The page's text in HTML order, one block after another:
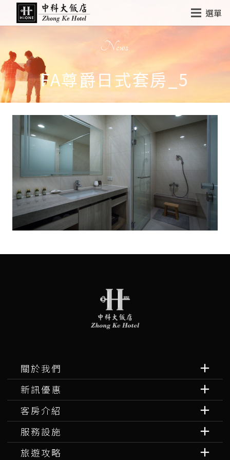
選單
News
FA尊爵日式套房_5
關於我們
新訊優惠
客房介紹
服務設施
旅遊攻略